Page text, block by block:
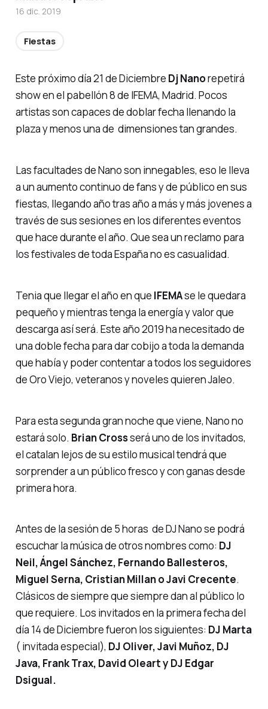
Este próximo día 21 de Diciembre Dj Nanorepetirá
show en el pabellón 8 de IFEMA, Madrid. Pocos
artistas son capaces de doblar fecha llenando la
plaza y menos una de dimensiones tan grandes.
Las facultades de Nano son innegables, eso le lleva
a un aumento continuo de fans y de público en sus
fiestas, llegando año tras año a más y más jovenes a
través de sus sesiones en los diferentes eventos
que hace durante el año. Que sea un reclamo para
los festivales de toda España no es casualidad.
Tenia que llegar el año en que IFEMAse le quedara
pequeño y mientras tenga la energía y valor que
descarga así será. Este año 2019 ha necesitado de
una doble fecha para dar cobijo a toda la demanda
que había y poder contentar a todos los seguidores
de Oro Viejo, veteranos y noveles quierenJaleo.
Para esta segunda gran noche que viene, Nano no
estará solo. Brian Crossserá uno de los invitados,
el catalan lejos de su estilo musical tendrá que
sorprender a un público fresco y con ganas desde
primera hora.
Antes de la sesión de 5 horas de DJ Nano se podrá
escuchar la música de otros nombres como: DJ
Neil, Ángel Sánchez, Fernando Ballesteros,
Miguel Serna, Cristian Millan o Javi Crecente.
Clásicos de siempre que siempre dan al público lo
que requiere. Los invitados en la primera fecha del
día 14 de Diciembre fueron los siguientes: DJ Marta
( invitada especial), DJ Oliver, Javi Muñoz, DJ
Java, Frank Trax, David Oleart y DJ Edgar
Dsigual.
16 dic. 2019
Fiestas